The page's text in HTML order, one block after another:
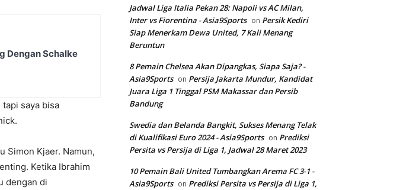
Dengan Schalke
saya bisa
Simon Kjaer. Namun,
Ketika Ibrahim
dengan di
Jadwal Liga Italia Pekan 28: Napoli vs AC Milan,
Inter vs Fiorentina - Asia9Sports on Persik Kediri
Siap Menerkam Dewa United, 7 Kali Menang
Beruntun
8 Pemain Chelsea Akan Dipangkas, Siapa Saja? -
Asia9Sports on Persija Jakarta Mundur, Kandidat
Juara Liga 1 Tinggal PSM Makassar dan Persib
Bandung
Swedia dan Belanda Bangkit, Sukses Menang Telak
di Kualifikasi Euro 2024 - Asia9Sports on Prediksi
Persita vs Persija di Liga 1, Jadwal 28 Maret 2023
10 Pemain Bali United Tumbangkan Arema FC 3-1 -
Asia9Sports on Prediksi Persita vs Persija di Liga 1,